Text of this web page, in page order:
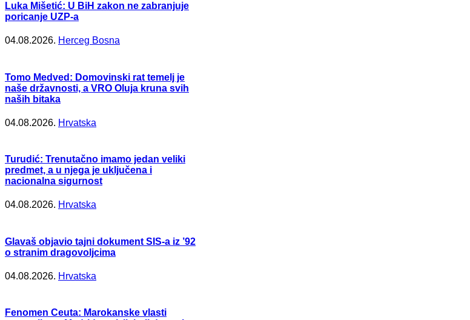
Luka Mišetić: U BiH zakon ne zabranjuje
poricanje UZP-a
04.08.2026. Herceg Bosna
Tomo Medved: Domovinski rat temelj je
naše državnosti, a VRO Oluja kruna svih
naših bitaka
04.08.2026. Hrvatska
Turudić: Trenutačno imamo jedan veliki
predmet, a u njega je uključena i
nacionalna sigurnost
04.08.2026. Hrvatska
Glavaš objavio tajni dokument SIS-a iz ’92
o stranim dragovoljcima
04.08.2026. Hrvatska
Fenomen Ceuta: Marokanske vlasti